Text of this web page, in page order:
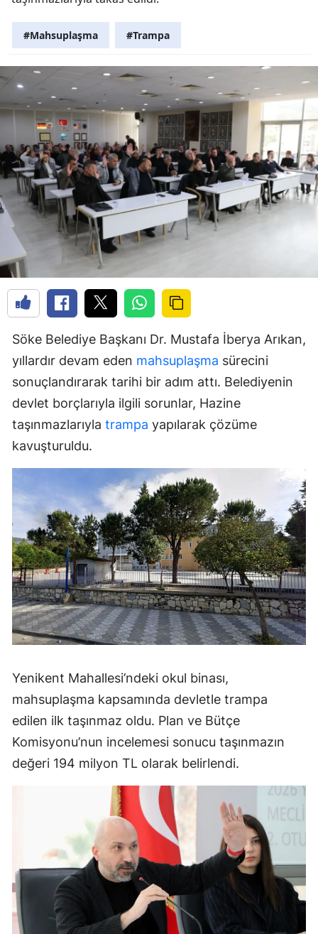
#Mahsuplaşma #Trampa
Söke Belediye Başkanı Dr. Mustafa İberya Arıkan,
yıllardır devam eden mahsuplaşma sürecini
sonuçlandırarak tarihi bir adım attı. Belediyenin
devlet borçlarıyla ilgili sorunlar, Hazine
taşınmazlarıyla trampa yapılarak çözüme
kavuşturuldu.
Yenikent Mahallesi’ndeki okul binası,
mahsuplaşma kapsamında devletle trampa
edilen ilk taşınmaz oldu. Plan ve Bütçe
Komisyonu’nun incelemesi sonucu taşınmazın
değeri 194 milyon TL olarak belirlendi.